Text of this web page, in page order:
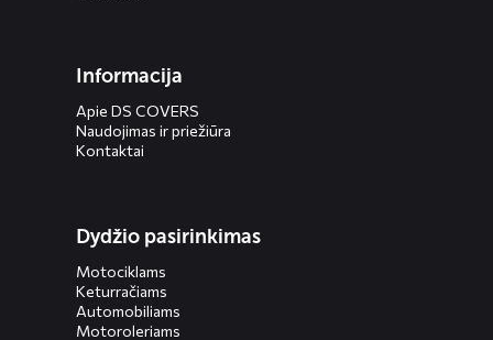
Informacija
Apie DS COVERS
Naudojimas ir priežiūra
Kontaktai
Dydžio pasirinkimas
Motociklams
Keturračiams
Automobiliams
Motoroleriams